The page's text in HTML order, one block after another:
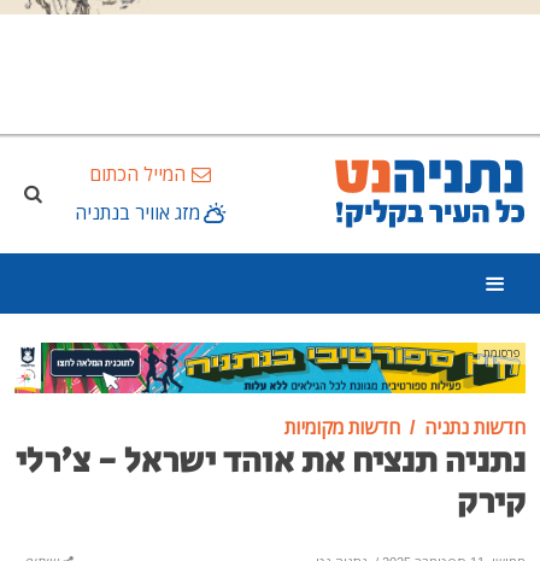
המייל הכתום
מזג אוויר בנתניה
פרסומת
חדשות נתניה חדשות מקומיות
נתניה תנציח את אוהד ישראל - צ'רלי
קירק